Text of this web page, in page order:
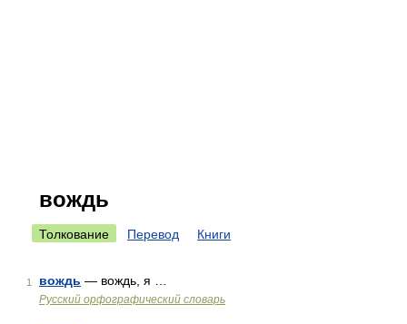
вождь
Толкование Перевод Книги
1 вождь — вождь, я …
Русский орфографический словарь